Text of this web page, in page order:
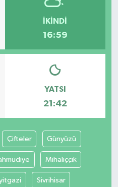
İKINDI
16:59
YATSI
21:42
Çifteler Günyüzü
Mihalıççık
Sivrihisar